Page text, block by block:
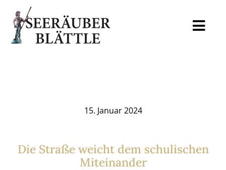
content
15. Januar 2024
Die Straße weicht dem schulischen
Miteinander